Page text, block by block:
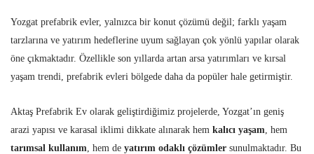
Yozgat prefabrik evler, yalnızca bir konut çözümü değil; farklı yaşam
tarzlarına ve yatırım hedeflerine uyum sağlayan çok yönlü yapılar olarak
öne çıkmaktadır. Özellikle son yıllarda artan arsa yatırımları ve kırsal
yaşam trendi, prefabrik evleri bölgede daha da popüler hale getirmiştir.
Aktaş Prefabrik Ev olarak geliştirdiğimiz projelerde, Yozgat’ın geniş
arazi yapısı ve karasal iklimi dikkate alınarak hem kalıcı yaşam , hem
tarımsal kullanım , hem de yatırım odaklı çözümler sunulmaktadır. Bu